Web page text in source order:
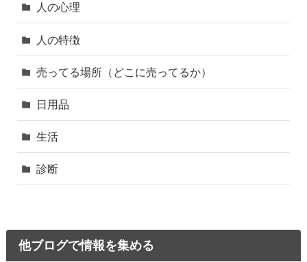
人の心理
人の特徴
売ってる場所（どこに売ってるか）
日用品
生活
診断
他ブログで情報を集める